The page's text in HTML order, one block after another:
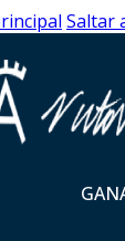
Saltar